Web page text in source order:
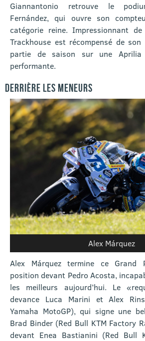
Giannantonio retrouve le
Fernández, qui ouvre son
catégorie reine. Impressionnant
Trackhouse est récompensé de son
partie de saison sur une
performante.
DERRIÈRE LES MENEURS
Alex Márquez
Alex Márquez termine ce Grand
position devant Pedro Acosta,
les meilleurs aujourd’hui. Le
devance Luca Marini et Alex
Yamaha MotoGP), qui signe une
Brad Binder (Red Bull KTM Factory
devant Enea Bastianini (Red Bull